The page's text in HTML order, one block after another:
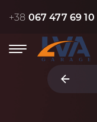
+38 067 477 69 10